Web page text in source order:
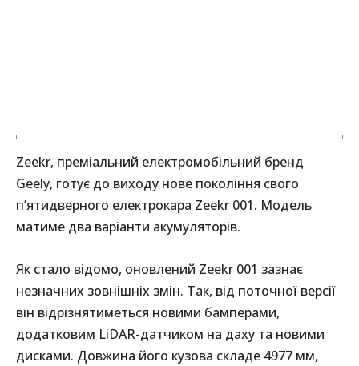
Zeekr, преміальний електромобільний бренд
Geely, готує до виходу нове покоління свого
п’ятидверного електрокара Zeekr 001. Модель
матиме два варіанти акумуляторів.
Як стало відомо, оновлений Zeekr 001 зазнає
незначних зовнішніх змін. Так, від поточної версії
він відрізнятиметься новими бамперами,
додатковим LiDAR-датчиком на даху та новими
дисками. Довжина його кузова складе 4977 мм,